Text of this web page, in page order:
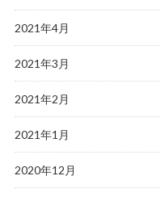
2021年4月
2021年3月
2021年2月
2021年1月
2020年12月